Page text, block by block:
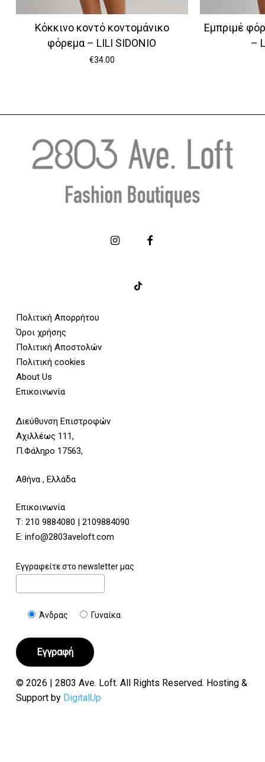
Κόκκινο κοντό κοντομάνικο
φόρεμα – LILI SIDONIO
€34.00
Εμπριμέ
–
Πολιτική Απορρήτου
Όροι χρήσης
Πολιτική Αποστολών
Πολιτική cookies
About Us
Επικοινωνία
Διεύθυνση Επιστροφών
Αχιλλέως 111,
Π.Φάληρο 17563,
Αθήνα , Ελλάδα
Επικοινωνία
Τ: 210 9884080 | 2109884090
E: info@2803aveloft.com
Εγγραφείτε στο newsletter μας
Άνδρας Γυναίκα
© 2026 | 2803 Ave. Loft. All Rights Reserved. Hosting &
Support by DigitalUp